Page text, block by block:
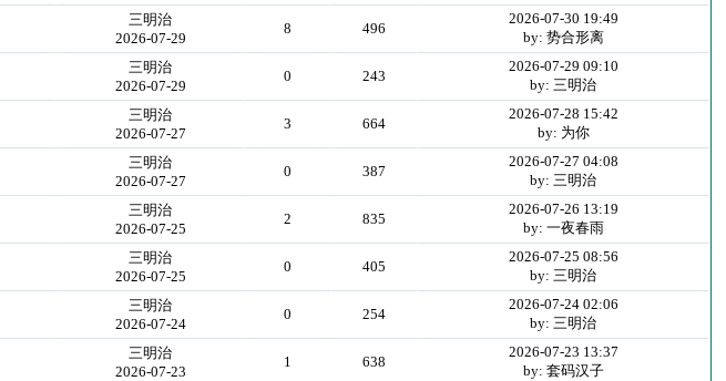
三明治
2026-07-29
8 496
2026-07-30 19:49
by: 势合形离
三明治
2026-07-29
0 243
2026-07-29 09:10
by: 三明治
三明治
2026-07-27
3 664
2026-07-28 15:42
by: 为你
三明治
2026-07-27
0 387
2026-07-27 04:08
by: 三明治
三明治
2026-07-25
2 835
2026-07-26 13:19
by: 一夜春雨
三明治
2026-07-25
0 405
2026-07-25 08:56
by: 三明治
三明治
2026-07-24
0 254
2026-07-24 02:06
by: 三明治
三明治
2026-07-23
1 638
2026-07-23 13:37
by: 套码汉子